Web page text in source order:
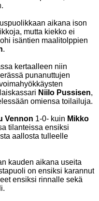
aikana ison
mutta kiekko ei
isäntien maalitolppien
.
kertaalleen niin
punanuttujen
Niilo Pussisen,
omiensa toilailuja.
Vennon 1-0- kuin Mikko
tilanteissa ensiksi
aallosta tulleelle
kauden aikana useita
on ensiksi karannut
ensiksi rinnalle sekä